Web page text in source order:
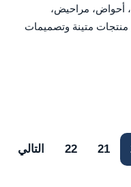
أحواض، مراحيض،
متينة وتصميمات
21
22 التالي